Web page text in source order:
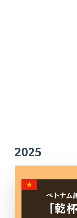
2025